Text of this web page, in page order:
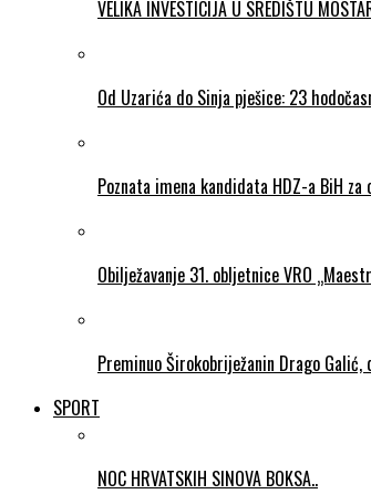
VELIKA INVESTICIJA U SREDIŠTU
Od Uzarića do Sinja pješice: 23
Poznata imena kandidata HDZ-a BiH
Obilježavanje 31. obljetnice VRO
Preminuo Širokobriježanin Drago
SPORT
NOC HRVATSKIH SINOVA BOKSA..